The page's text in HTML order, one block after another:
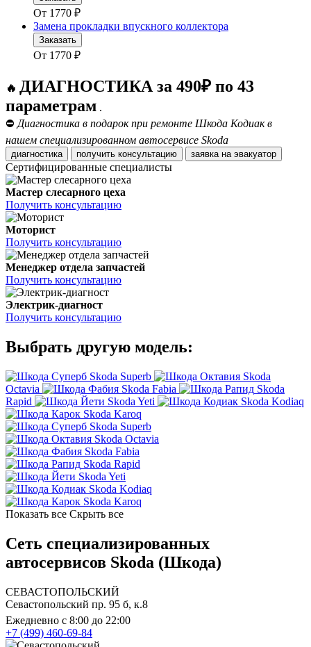
От 1770 ₽
Замена прокладки впускного коллектора
Заказать
От 1770 ₽
🔥 ДИАГНОСТИКА за 490₽ по 43
параметрам .
⛔ Диагностика в подарок при ремонте Шкода Кодиак в
нашем специализированном автосервисе Skoda
диагностика получить консультацию заявка на эвакуатор
Сертифицированные специалисты
Мастер слесарного цеха
Получить консультацию
Моторист
Получить консультацию
Менеджер отдела запчастей
Получить консультацию
Электрик-диагност
Получить консультацию
Выбрать другую модель:
Skoda Superb
Skoda
Octavia
Skoda Fabia
Skoda
Rapid
Skoda Yeti
Skoda Kodiaq
Skoda Karoq
Skoda Superb
Skoda Octavia
Skoda Fabia
Skoda Rapid
Skoda Yeti
Skoda Kodiaq
Skoda Karoq
Показать все Скрыть все
Сеть специализированных
автосервисов Skoda (Шкода)
СЕВАСТОПОЛЬСКИЙ
Севастопольский пр. 95 б, к.8
Ежедневно с 8:00 до 22:00
+7 (499) 460-69-84